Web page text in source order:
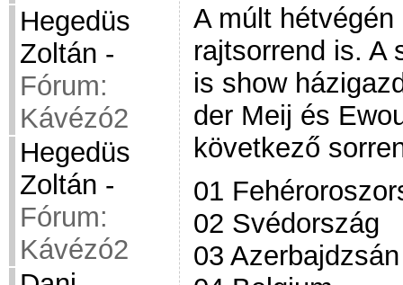
Hegedüs
Zoltán -
Fórum:
Kávézó2
Hegedüs
Zoltán -
Fórum:
Kávézó2
A múlt
rajtsorrend is. A
is show
der Meij és
következő
01
02 Svédország
03 Azerbajdzsán